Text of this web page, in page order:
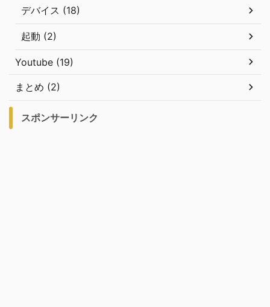
デバイス (18)
起動 (2)
Youtube (19)
まとめ (2)
スポンサーリンク